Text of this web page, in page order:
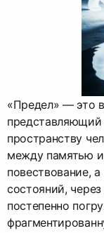
«Предел» — это
представляющий
пространству
между памятью и
повествование,
состояний,
постепенно